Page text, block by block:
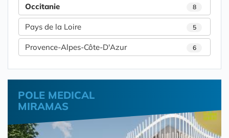
Occitanie 8
Pays de la Loire 5
Provence-Alpes-Côte-D'Azur 6
POLE MEDICAL
MIRAMAS